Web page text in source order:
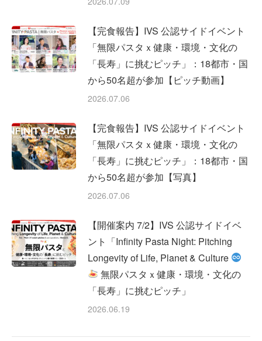
【完食報告】IVS 公認サイドイベント
「無限パスタｘ健康・環境・文化の
「長寿」に挑むピッチ」：18都市・国
から50名超が参加【ピッチ動画】
2026.07.06
【完食報告】IVS 公認サイドイベント
「無限パスタｘ健康・環境・文化の
「長寿」に挑むピッチ」：18都市・国
から50名超が参加【写真】
2026.07.06
【開催案内 7/2】IVS 公認サイドイベ
ント「Infinity Pasta Night: Pitching
Longevity of Life, Planet & Culture
無限パスタｘ健康・環境・文化の
「長寿」に挑むピッチ」
2026.06.19